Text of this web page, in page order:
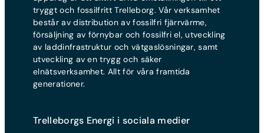
för att ha tillgång till elnätet och
kunna få el hem till dig. Avgiften
kallas ibland även elnätspris eller
elnätstaxa, men betyder samma
sak. Du kan inte välja ditt
elnätsbolag — det styrs av din
tryggt och fossilfritt Trelleborg. Vår verksamhet
består av distribution av fossilfri fjärrvärme,
försäljning av förnybar och fossilfri el, utveckling
av laddinfrastruktur och vätgaslösningar, samt
utveckling av en trygg och säker
elnätsverksamhet. Allt för våra framtida
generationer.
Trelleborgs Energi i sociala medier